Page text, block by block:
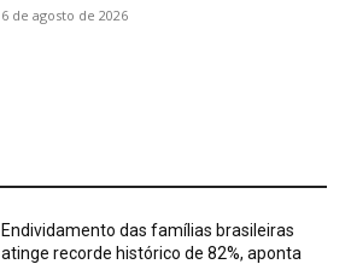
6 de agosto de 2026
Endividamento das famílias brasileiras
atinge recorde histórico de 82%, aponta